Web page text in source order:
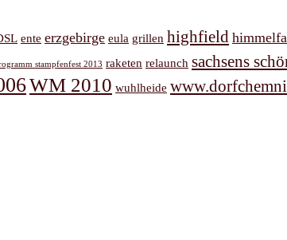
ente erzgebirge eula grillen highfield
stampfenfest 2013 raketen relaunch sachsens
WM 2010 wuhlheide